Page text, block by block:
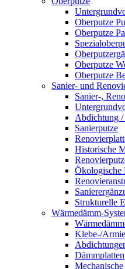
Oberputze
Oberputze
Oberputze
Oberputze
Sanier- und
Sanier-,
Abdichtung /
Sanierputze
Historische
Ökologische
Strukturelle
Wärmedämm-
Klebe-/
Dämmplatten